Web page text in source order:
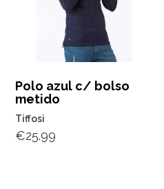
Polo azul c/ bolso
metido
Tiffosi
€25.99